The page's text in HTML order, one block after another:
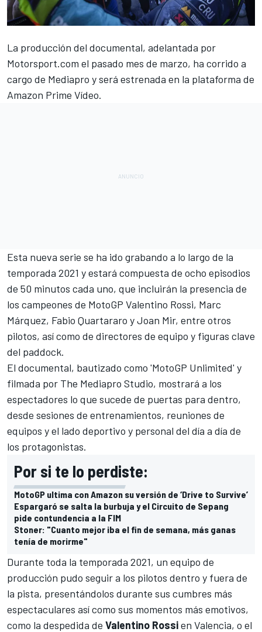
La producción del documental, adelantada por
Motorsport.com el pasado mes de marzo, ha corrido a
cargo de Mediapro y será estrenada en la plataforma de
Amazon Prime Vídeo.
Esta nueva serie se ha ido grabando a lo largo de la
temporada 2021 y estará compuesta de ocho episodios
de 50 minutos cada uno, que incluirán la presencia de
los campeones de MotoGP Valentino Rossi, Marc
Márquez, Fabio Quartararo yJoan Mir, entre otros
pilotos, así como de directores de equipo y figuras clave
del paddock.
El documental, bautizado como 'MotoGP Unlimited' y
filmada por The Mediapro Studio, mostrará a los
espectadores lo que sucede de puertas para dentro,
desde sesiones de entrenamientos, reuniones de
equipos y el lado deportivo y personal del día a día de
los protagonistas.
Por si te lo perdiste:
MotoGP ultima con Amazon su versión de ‘Drive to Survive’
Espargaró se salta la burbuja y el Circuito de Sepang
pide contundencia a la FIM
Stoner: "Cuanto mejor iba el fin de semana, más ganas
tenía de morirme"
Durante toda la temporada 2021, un equipo de
producción pudo seguir a los pilotos dentro y fuera de
la pista, presentándolos durante sus cumbres más
espectaculares así como sus momentos más emotivos,
como la despedida de Valentino Rossien Valencia, o el